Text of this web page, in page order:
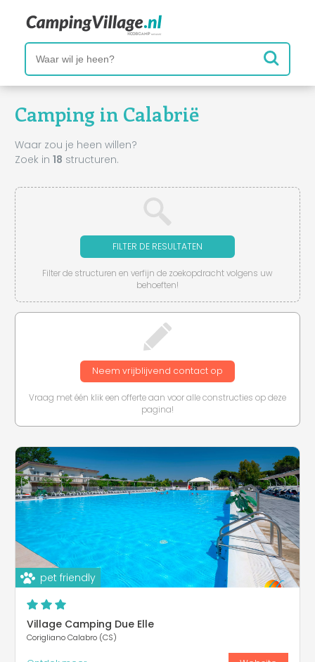
Camping in Calabrië
Waar zou je heen willen?
Zoek in 18 structuren.
FILTER DE RESULTATEN
Filter de structuren en verfijn de zoekopdracht volgens uw
behoeften!
Neem vrijblijvend contact op
Vraag met één klik een offerte aan voor alle constructies op deze
pagina!
pet friendly
Village Camping Due Elle
Corigliano Calabro (CS)